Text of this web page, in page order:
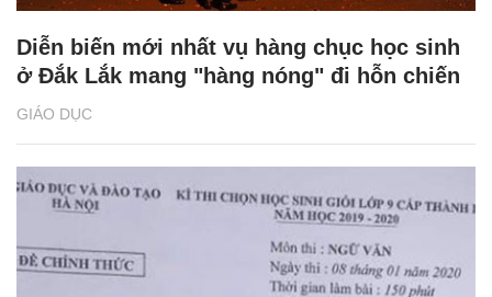
GIÁO DỤC
Diễn biến mới nhất vụ hàng chục học sinh
ở Đắk Lắk mang "hàng nóng" đi hỗn chiến